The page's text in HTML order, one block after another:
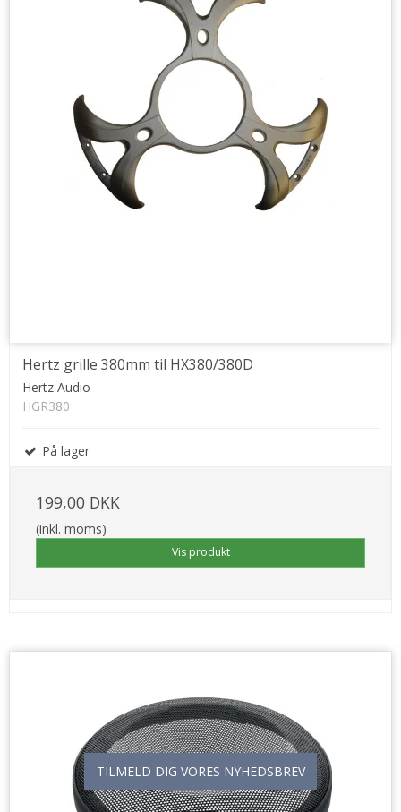
Hertz grille 380mm til HX380/380D
Hertz Audio
HGR380
På lager
199,00 DKK
(inkl. moms)
Vis produkt
TILMELD DIG VORES NYHEDSBREV